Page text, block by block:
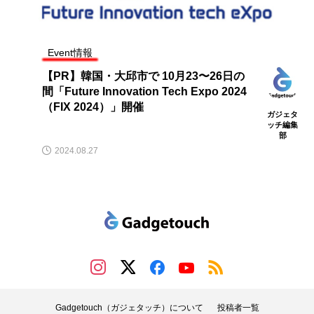
Event情報
【PR】韓国・大邱市で 10月23〜26日の
間「Future Innovation Tech Expo 2024
（FIX 2024）」開催
ガジェタ
ッチ編集
部
2024.08.27
Gadgetouch（ガジェタッチ）について 投稿者一覧